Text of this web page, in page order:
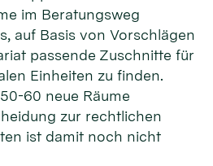
im Beratungsweg
auf Basis von Vorschlägen
passende Zuschnitte für
Einheiten zu finden.
60 neue Räume
zur rechtlichen
ist damit noch nicht